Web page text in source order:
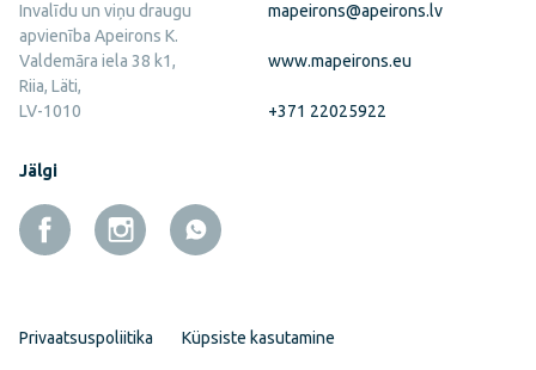
Invalīdu un viņu draugu
apvienība Apeirons K.
Valdemāra iela 38 k1,
Riia, Läti,
LV-1010
mapeirons@apeirons.lv
www.mapeirons.eu
+371 22025922
Jälgi
Privaatsuspoliitika Küpsiste kasutamine